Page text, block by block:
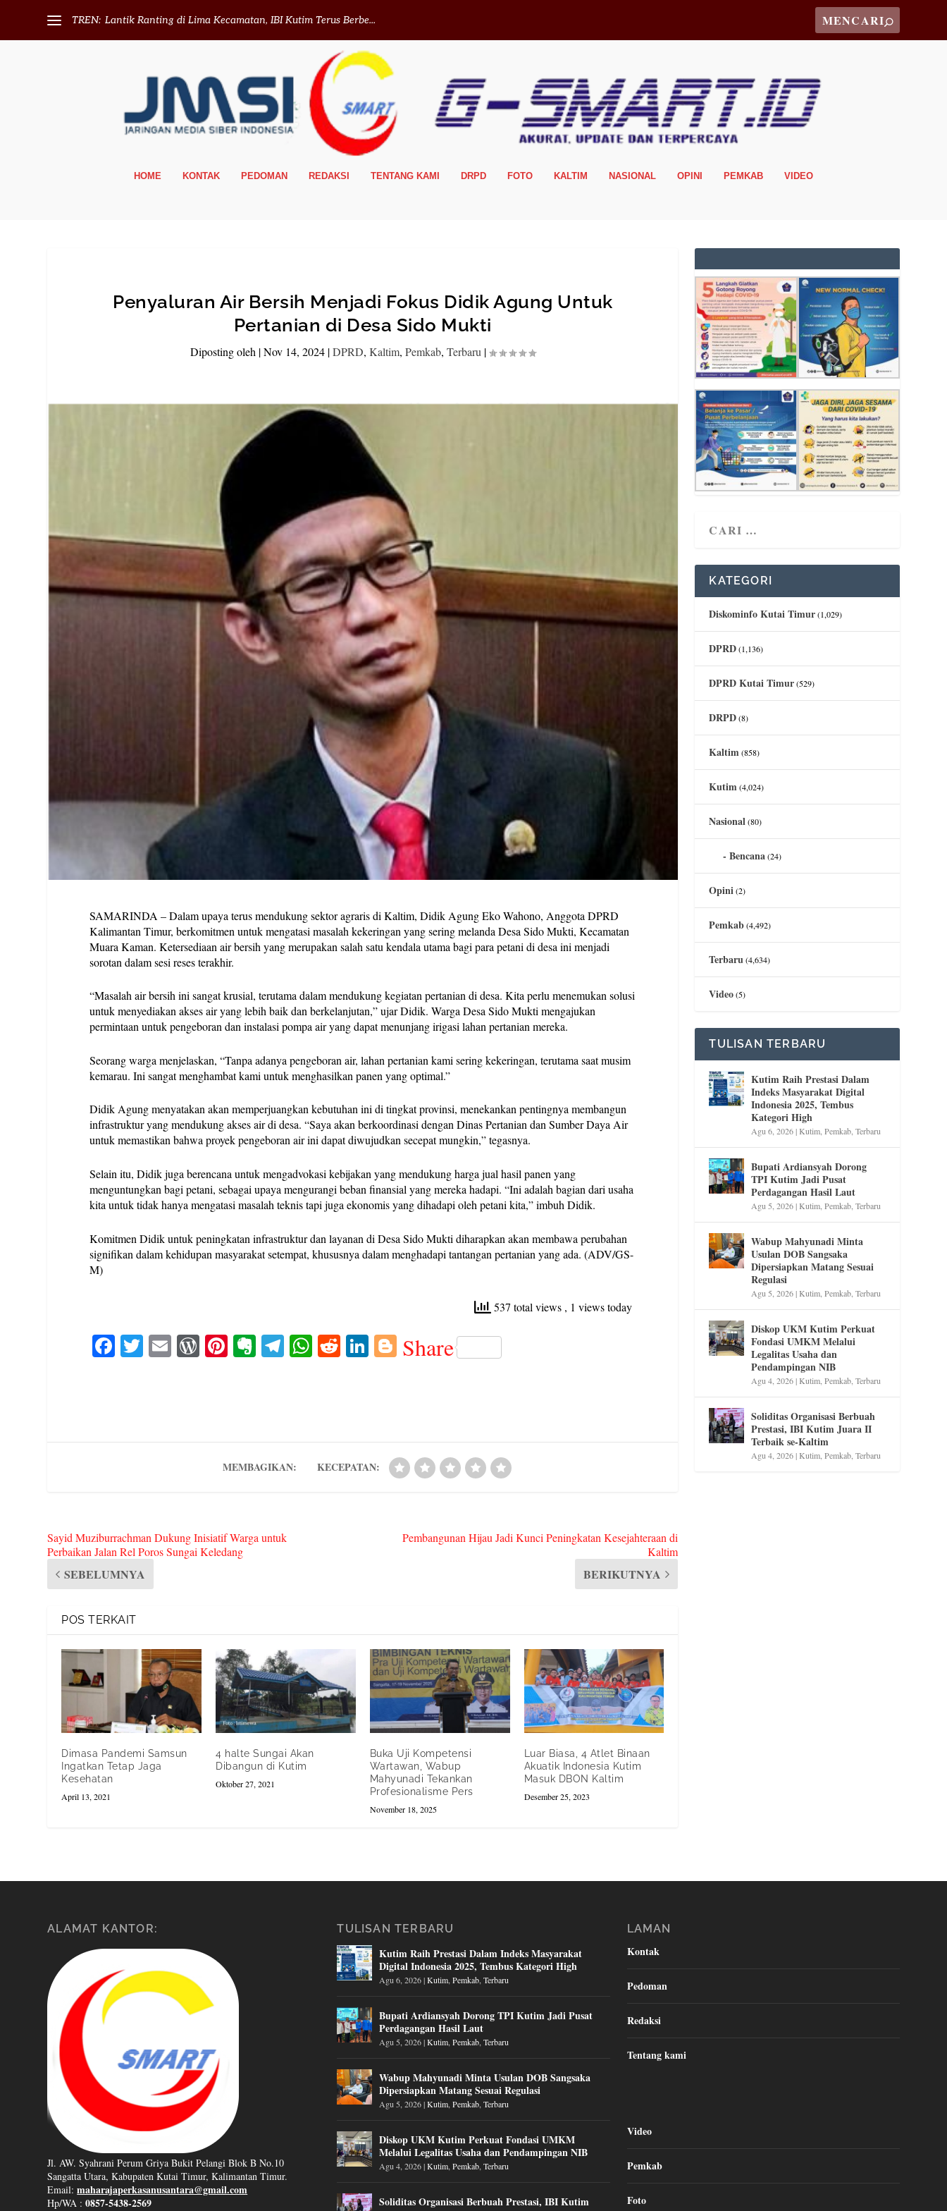
TREN: Lantik Ranting di Lima Kecamatan, IBI Kutim Terus Berbe...
HOME KONTAK PEDOMAN REDAKSI TENTANG KAMI DRPD FOTO KALTIM NASIONAL OPINI PEMKAB VIDEO
Penyaluran Air Bersih Menjadi Fokus Didik Agung Untuk
Pertanian di Desa Sido Mukti
Diposting oleh |Nov 14, 2024|DPRD, Kaltim, Pemkab, Terbaru |
SAMARINDA – Dalam upaya terus mendukung sektor agraris di Kaltim, Didik Agung Eko Wahono, Anggota DPRD
Kalimantan Timur, berkomitmen untuk mengatasi masalah kekeringan yang sering melanda Desa Sido Mukti, Kecamatan
Muara Kaman. Ketersediaan air bersih yang merupakan salah satu kendala utama bagi para petani di desa ini menjadi
sorotan dalam sesi reses terakhir.
“Masalah air bersih ini sangat krusial, terutama dalam mendukung kegiatan pertanian di desa. Kita perlu menemukan solusi
untuk menyediakan akses air yang lebih baik dan berkelanjutan,” ujar Didik. Warga Desa Sido Mukti mengajukan
permintaan untuk pengeboran dan instalasi pompa air yang dapat menunjang irigasi lahan pertanian mereka.
Seorang warga menjelaskan, “Tanpa adanya pengeboran air, lahan pertanian kami sering kekeringan, terutama saat musim
kemarau. Ini sangat menghambat kami untuk menghasilkan panen yang optimal.”
Didik Agung menyatakan akan memperjuangkan kebutuhan ini di tingkat provinsi, menekankan pentingnya membangun
infrastruktur yang mendukung akses air di desa. “Saya akan berkoordinasi dengan Dinas Pertanian dan Sumber Daya Air
untuk memastikan bahwa proyek pengeboran air ini dapat diwujudkan secepat mungkin,” tegasnya.
Selain itu, Didik juga berencana untuk mengadvokasi kebijakan yang mendukung harga jual hasil panen yang
menguntungkan bagi petani, sebagai upaya mengurangi beban finansial yang mereka hadapi. “Ini adalah bagian dari usaha
kita untuk tidak hanya mengatasi masalah teknis tapi juga ekonomis yang dihadapi oleh petani kita,” imbuh Didik.
Komitmen Didik untuk peningkatan infrastruktur dan layanan di Desa Sido Mukti diharapkan akan membawa perubahan
signifikan dalam kehidupan masyarakat setempat, khususnya dalam menghadapi tantangan pertanian yang ada. (ADV/GS-
M)
537 total views , 1 views today
Fa T E W
es
Pi
t
E
e
Te
m
W
pp
R Li Bl
Share
MEMBAGIKAN: KECEPATAN:
Sayid Muziburrachman Dukung Inisiatif Warga untuk
Perbaikan Jalan Rel Poros Sungai Keledang
SEBELUMNYA
Pembangunan Hijau Jadi Kunci Peningkatan Kesejahteraan di
Kaltim
BERIKUTNYA
POS TERKAIT
Dimasa Pandemi Samsun
Ingatkan Tetap Jaga
Kesehatan
April 13, 2021
4 halte Sungai Akan
Dibangun di Kutim
Oktober 27, 2021
Buka Uji Kompetensi
Wartawan, Wabup
Mahyunadi Tekankan
Profesionalisme Pers
November 18, 2025
Luar Biasa, 4 Atlet Binaan
Akuatik Indonesia Kutim
Masuk DBON Kaltim
Desember 25, 2023
KATEGORI
Diskominfo Kutai Timur(1,029)
DPRD(1,136)
DPRD Kutai Timur(529)
DRPD(8)
Kaltim(858)
Kutim(4,024)
Nasional(80)
Bencana(24)
Opini(2)
Pemkab(4,492)
Terbaru(4,634)
Video(5)
TULISAN TERBARU
Kutim Raih Prestasi Dalam
Indeks Masyarakat Digital
Indonesia 2025, Tembus
Kategori High
Agu 6, 2026|Kutim,Pemkab,Terbaru
Bupati Ardiansyah Dorong
TPI Kutim Jadi Pusat
Perdagangan Hasil Laut
Agu 5, 2026|Kutim,Pemkab,Terbaru
Wabup Mahyunadi Minta
Usulan DOB Sangsaka
Dipersiapkan Matang Sesuai
Regulasi
Agu 5, 2026|Kutim,Pemkab,Terbaru
Diskop UKM Kutim Perkuat
Fondasi UMKM Melalui
Legalitas Usaha dan
Pendampingan NIB
Agu 4, 2026|Kutim,Pemkab,Terbaru
Soliditas Organisasi Berbuah
Prestasi, IBI Kutim Juara II
Terbaik se-Kaltim
Agu 4, 2026|Kutim,Pemkab,Terbaru
ALAMAT KANTOR:
Jl. AW. Syahrani Perum Griya Bukit Pelangi Blok B No.10
Sangatta Utara, Kabupaten Kutai Timur, Kalimantan Timur.
Email:maharajaperkasanusantara@gmail.com
Hp/WA :0857-5438-2569
TULISAN TERBARU
Kutim Raih Prestasi Dalam Indeks Masyarakat
Digital Indonesia 2025, Tembus Kategori High
Agu 6, 2026|Kutim ,Pemkab ,Terbaru
Bupati Ardiansyah Dorong TPI Kutim Jadi Pusat
Perdagangan Hasil Laut
Agu 5, 2026|Kutim ,Pemkab ,Terbaru
Wabup Mahyunadi Minta Usulan DOB Sangsaka
Dipersiapkan Matang Sesuai Regulasi
Agu 5, 2026|Kutim ,Pemkab ,Terbaru
Diskop UKM Kutim Perkuat Fondasi UMKM
Melalui Legalitas Usaha dan Pendampingan NIB
Agu 4, 2026|Kutim ,Pemkab ,Terbaru
Soliditas Organisasi Berbuah Prestasi, IBI Kutim
LAMAN
Kontak
Pedoman
Redaksi
Tentang kami
Video
Pemkab
Foto